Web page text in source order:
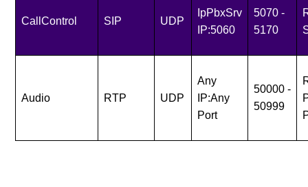
CallControl SIP UDP
IpPbxSrv
IP:5060
5070 -
5170
Audio RTP UDP
Any
IP:Any
Port
50000 -
50999